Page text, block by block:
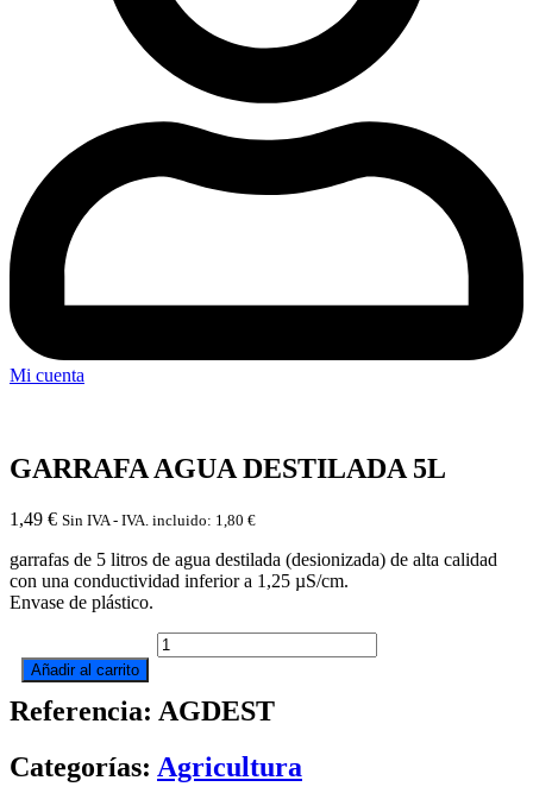
Mi cuenta
GARRAFA AGUA DESTILADA 5L
1,49 € Sin IVA - IVA. incluido: 1,80 €
garrafas de 5 litros de agua destilada (desionizada) de alta calidad
con una conductividad inferior a 1,25 µS/cm.
Envase de plástico.
GARRAFA
AGUA
5L
cantidad
Añadir al carrito
Referencia: AGDEST
Categorías: Agricultura